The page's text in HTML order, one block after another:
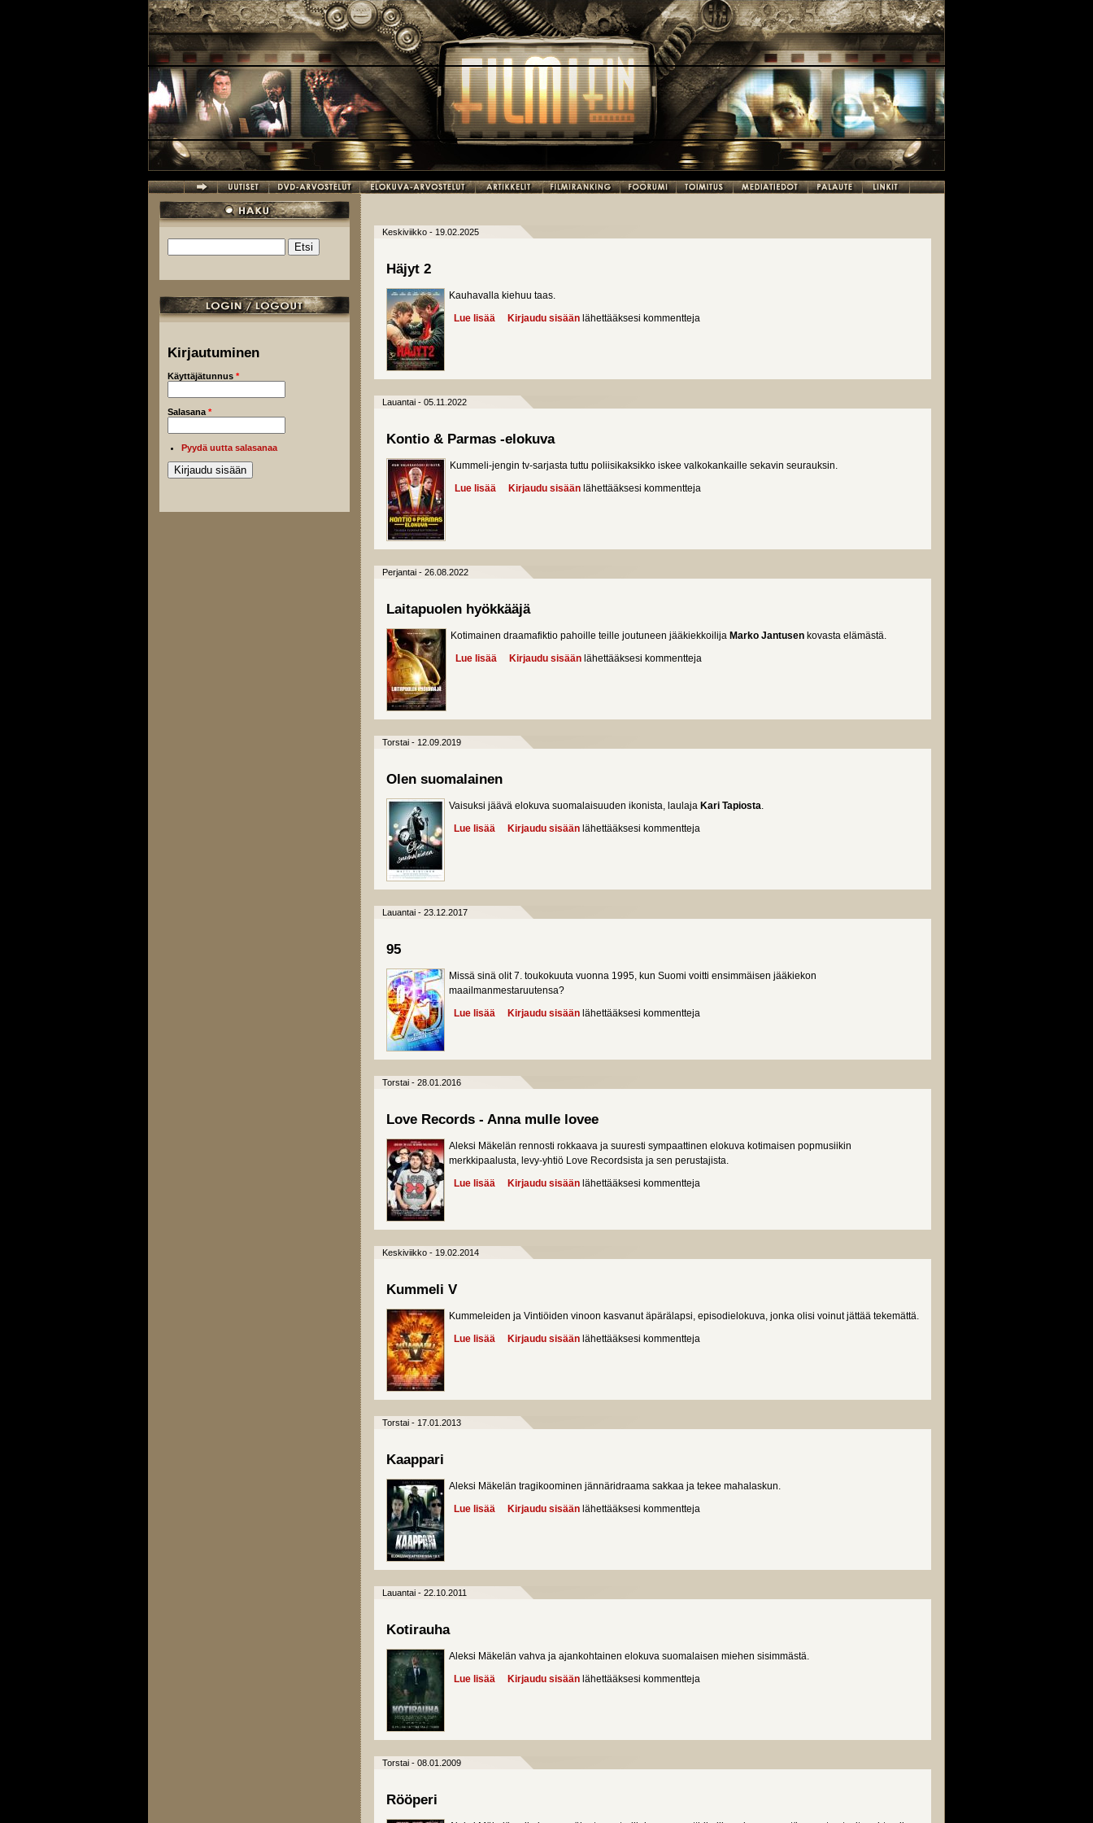
Hakulomake
Kirjautuminen
Käyttäjätunnus *
Salasana *
Pyydä uutta salasanaa
Keskiviikko - 19.02.2025
Häjyt 2
Kauhavalla kiehuu taas.
Lue lisää about Häjyt 2
Kirjaudu sisään lähettääksesi kommentteja
Lauantai - 05.11.2022
Kontio & Parmas -elokuva
Kummeli-jengin tv-sarjasta tuttu poliisikaksikko iskee valkokankaille sekavin seurauksin.
Lue lisää about Kontio & Parmas -elokuva
Kirjaudu sisään lähettääksesi kommentteja
Perjantai - 26.08.2022
Laitapuolen hyökkääjä
Kotimainen draamafiktio pahoille teille joutuneen jääkiekkoilija Marko Jantusen kovasta elämästä.
Lue lisää about Laitapuolen hyökkääjä
Kirjaudu sisään lähettääksesi kommentteja
Torstai - 12.09.2019
Olen suomalainen
Vaisuksi jäävä elokuva suomalaisuuden ikonista, laulaja Kari Tapiosta.
Lue lisää about Olen suomalainen
Kirjaudu sisään lähettääksesi kommentteja
Lauantai - 23.12.2017
95
Missä sinä olit 7. toukokuuta vuonna 1995, kun Suomi voitti ensimmäisen jääkiekon
maailmanmestaruutensa?
Lue lisää about 95
Kirjaudu sisään lähettääksesi kommentteja
Torstai - 28.01.2016
Love Records - Anna mulle lovee
Aleksi Mäkelän rennosti rokkaava ja suuresti sympaattinen elokuva kotimaisen popmusiikin
merkkipaalusta, levy-yhtiö Love Recordsista ja sen perustajista.
Lue lisää about Love Records - Anna mulle lovee
Kirjaudu sisään lähettääksesi kommentteja
Keskiviikko - 19.02.2014
Kummeli V
Kummeleiden ja Vintiöiden vinoon kasvanut äpärälapsi, episodielokuva, jonka olisi voinut jättää tekemättä.
Lue lisää about Kummeli V
Kirjaudu sisään lähettääksesi kommentteja
Torstai - 17.01.2013
Kaappari
Aleksi Mäkelän tragikoominen jännäridraama sakkaa ja tekee mahalaskun.
Lue lisää about Kaappari
Kirjaudu sisään lähettääksesi kommentteja
Lauantai - 22.10.2011
Kotirauha
Aleksi Mäkelän vahva ja ajankohtainen elokuva suomalaisen miehen sisimmästä.
Lue lisää about Kotirauha
Kirjaudu sisään lähettääksesi kommentteja
Torstai - 08.01.2009
Rööperi